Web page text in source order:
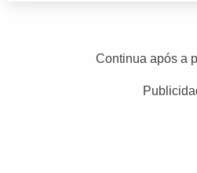
Continua após a